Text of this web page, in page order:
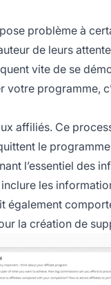
problème à
de leurs
vite de se
votre programme,
affiliés. Ce
le
l’essentiel des
les
également
la création de